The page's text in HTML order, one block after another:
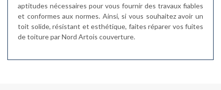
aptitudes nécessaires pour vous fournir des travaux fiables
et conformes aux normes. Ainsi, si vous souhaitez avoir un
toit solide, résistant et esthétique, faites réparer vos fuites
de toiture par Nord Artois couverture.